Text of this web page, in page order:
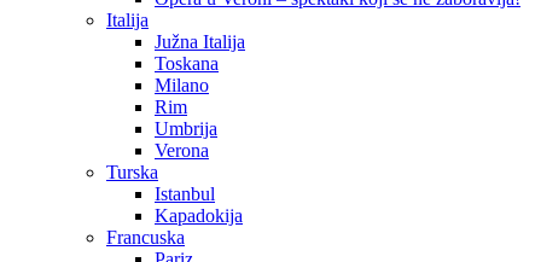
Italija
Južna Italija
Toskana
Milano
Rim
Umbrija
Verona
Turska
Istanbul
Kapadokija
Francuska